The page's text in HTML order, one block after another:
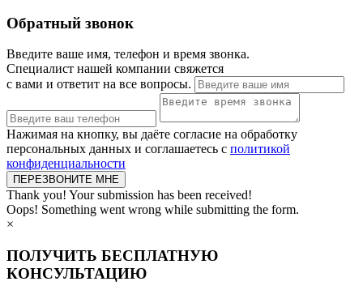
Обратный звонок
Введите ваше имя, телефон и время звонка.
Специалист нашей компании свяжется
с вами и ответит на все вопросы.
Нажимая на кнопку, вы даёте согласие на обработку
персональных данных и соглашаетесь с политикой
конфиденциальности
Thank you! Your submission has been received!
Oops! Something went wrong while submitting the form.
×
ПОЛУЧИТЬ БЕСПЛАТНУЮ
КОНСУЛЬТАЦИЮ